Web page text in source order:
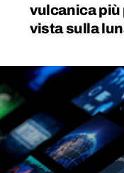
vulcanica più
vista sulla